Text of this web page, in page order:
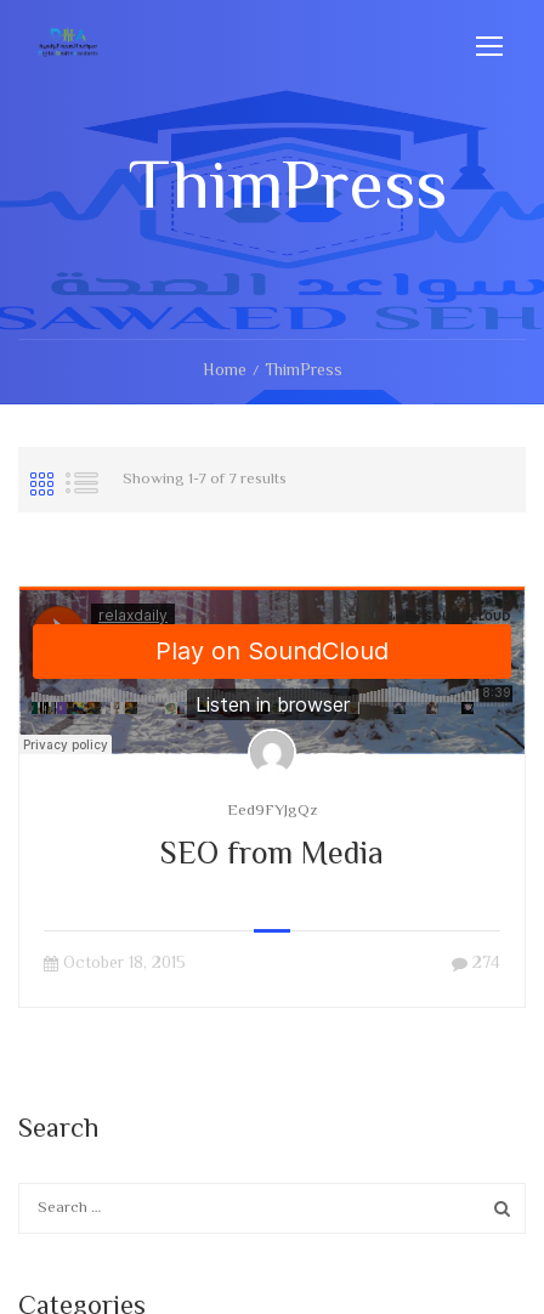
ThimPress
Home ThimPress
Showing 1-7 of 7 results
Eed9FYJgQz
SEO from Media
October 18, 2015 274
Search